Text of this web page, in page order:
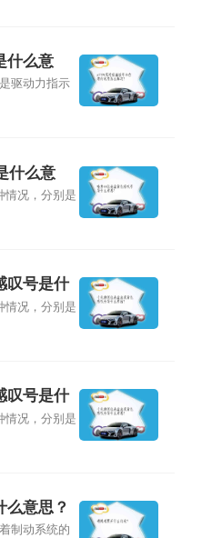
什么意
驱动力指示
什么意
情况，分别是
叹号是什
情况，分别是
叹号是什
情况，分别是
么意思？
制动系统的